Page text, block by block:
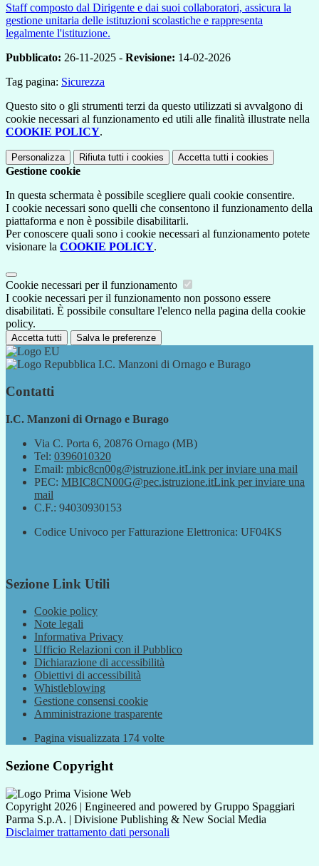
Staff composto dal Dirigente e dai suoi collaboratori, assicura la
gestione unitaria delle istituzioni scolastiche e rappresenta
legalmente l'istituzione.
Pubblicato: 26-11-2025 - Revisione: 14-02-2026
Tag pagina: Sicurezza
Questo sito o gli strumenti terzi da questo utilizzati si avvalgono di
cookie necessari al funzionamento ed utili alle finalità illustrate nella
COOKIE POLICY.
Personalizza Rifiuta tutti i cookies Accetta tutti i cookies
Gestione cookie
In questa schermata è possibile scegliere quali cookie consentire.
I cookie necessari sono quelli che consentono il funzionamento della
piattaforma e non è possibile disabilitarli.
Per conoscere quali sono i cookie necessari al funzionamento potete
visionare la COOKIE POLICY.
Cookie necessari per il funzionamento
I cookie necessari per il funzionamento non possono essere
disabilitati. È possibile consultare l'elenco nella pagina della cookie
policy.
Accetta tutti Salva le preferenze
I.C. Manzoni di Ornago e Burago
Contatti
I.C. Manzoni di Ornago e Burago
Via C. Porta 6, 20876 Ornago (MB)
Tel: 0396010320
Email: mbic8cn00g@istruzione.itLink per inviare una mail
PEC: MBIC8CN00G@pec.istruzione.itLink per inviare una
mail
C.F.: 94030930153
Codice Univoco per Fatturazione Elettronica: UF04KS
Sezione Link Utili
Cookie policy
Note legali
Informativa Privacy
Ufficio Relazioni con il Pubblico
Dichiarazione di accessibilità
Obiettivi di accessibilità
Whistleblowing
Gestione consensi cookie
Amministrazione trasparente
Pagina visualizzata 174 volte
Sezione Copyright
Copyright 2026 | Engineered and powered by Gruppo Spaggiari
Parma S.p.A. | Divisione Publishing & New Social Media
Disclaimer trattamento dati personali